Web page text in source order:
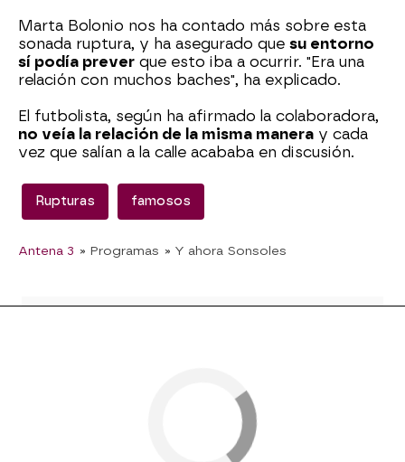
Marta Bolonio nos ha contado más sobre esta
sonada ruptura, y ha asegurado que su entorno
sí podía prever que esto iba a ocurrir. "Era una
relación con muchos baches", ha explicado.
El futbolista, según ha afirmado la colaboradora,
no veía la relación de la misma manera y cada
vez que salían a la calle acababa en discusión.
Rupturas famosos
Antena 3 » Programas » Y ahora Sonsoles